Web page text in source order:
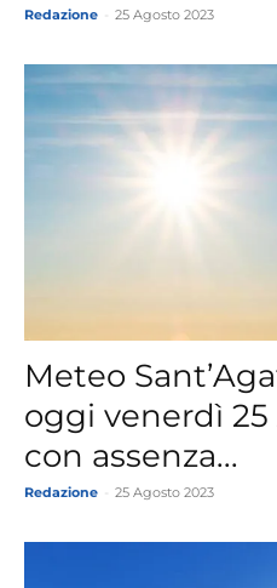
Redazione 25 Agosto 2023
Meteo
oggi venerdì
con assenza...
Redazione 25 Agosto 2023